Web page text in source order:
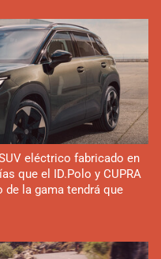
eléctrico fabricado en
que el ID.Polo y CUPRA
de la gama tendrá que